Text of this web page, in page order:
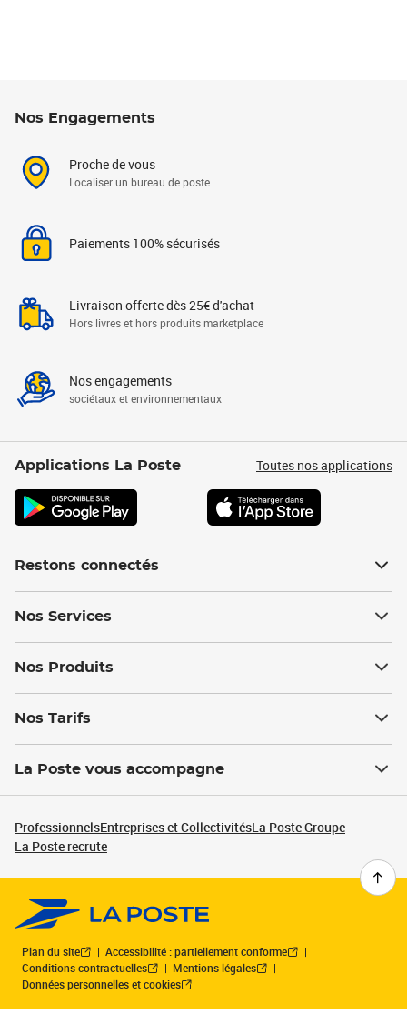
Nos Engagements
Proche de vous
Localiser un bureau de poste
Paiements 100% sécurisés
Livraison offerte dès 25€ d'achat
Hors livres et hors produits marketplace
Nos engagements
sociétaux et environnementaux
Applications La Poste Toutes nos applications
Restons connectés
Nos Services
Nos Produits
Nos Tarifs
La Poste vous accompagne
ProfessionnelsEntreprises et CollectivitésLa Poste Groupe
La Poste recrute
Plan du site
Accessibilité : partiellement conforme
Conditions contractuelles
Mentions légales
Données personnelles et cookies